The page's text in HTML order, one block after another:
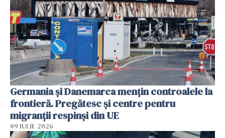
Germania și Danemarca mențin controalele la
frontieră. Pregătesc și centre pentru
migranții respinși din UE
09 IULIE 2026